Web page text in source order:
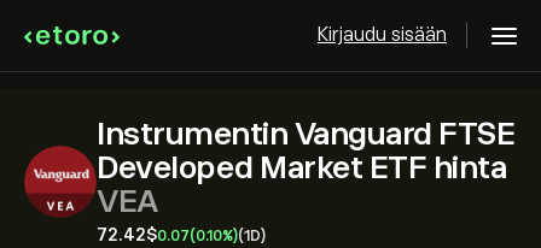
Kirjaudu sisään
Instrumentin Vanguard FTSE
Developed Market ETF hinta
VEA
72.42‎$‎0.07(0.10%)(1D)